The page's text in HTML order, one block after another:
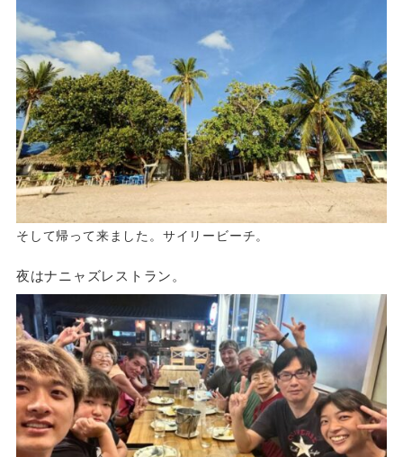
そして帰って来ました。サイリービーチ。
夜はナニャズレストラン。